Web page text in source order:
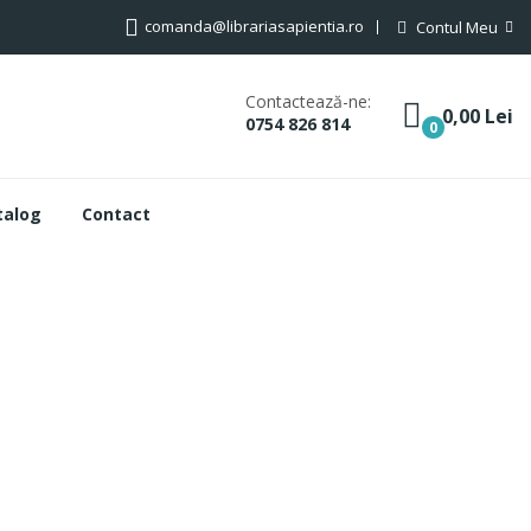
comanda@librariasapientia.ro Contul Meu
Contactează-ne:
0754 826 814
0 0,00 Lei
Contact